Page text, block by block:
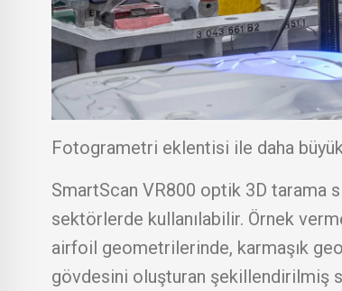
Fotogrametri eklentisi ile daha
SmartScan VR800 optik 3D tarama
sektörlerde kullanılabilir. Örnek
airfoil geometrilerinde, karmaşık
gövdesini oluşturan şekillendirilmiş